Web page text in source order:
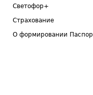
Светофор+
Страхование
О формировании